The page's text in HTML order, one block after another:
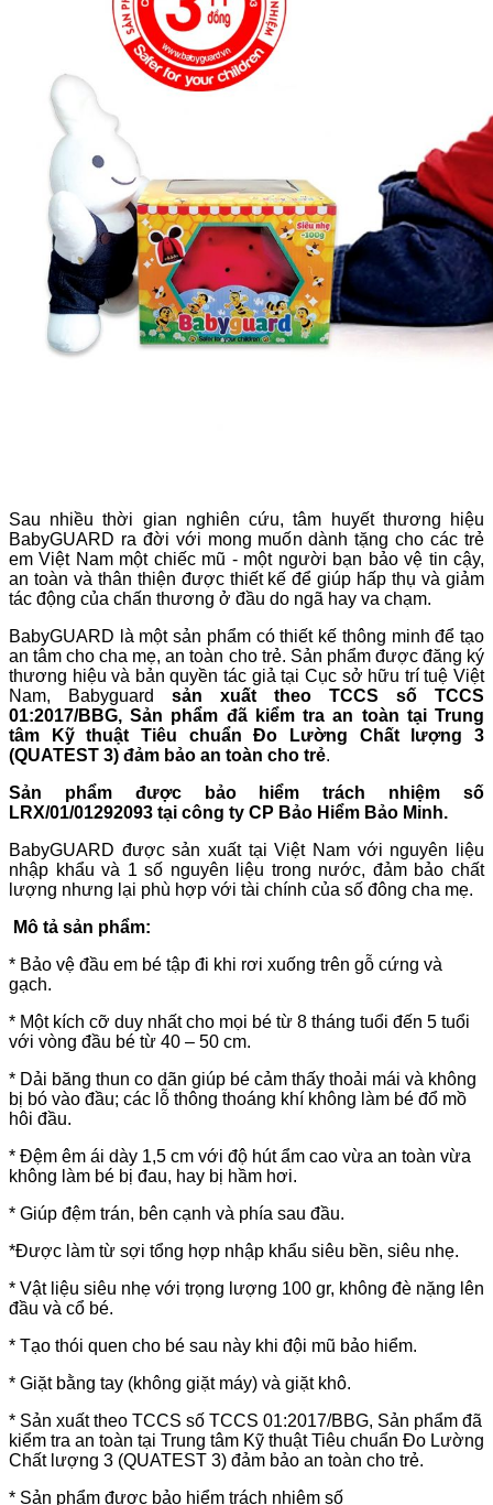
Sau nhiều thời gian nghiên cứu, tâm huyết thương hiệu
BabyGUARD ra đời với mong muốn dành tặng cho các trẻ
em Việt Nam một chiếc mũ - một người bạn bảo vệ tin cậy,
an toàn và thân thiện được thiết kế để giúp hấp thụ và giảm
tác động của chấn thương ở đầu do ngã hay va chạm.
BabyGUARD là một sản phẩm có thiết kế thông minh để tạo
an tâm cho cha mẹ, an toàn cho trẻ. Sản phẩm được đăng ký
thương hiệu và bản quyền tác giả tại Cục sở hữu trí tuệ Việt
Nam, Babyguard sản xuất theo TCCS số TCCS
01:2017/BBG, Sản phẩm đã kiểm tra an toàn tại Trung
tâm Kỹ thuật Tiêu chuẩn Đo Lường Chất lượng 3
(QUATEST 3) đảm bảo an toàn cho trẻ.
Sản phẩm được bảo hiểm trách nhiệm số
LRX/01/01292093 tại công ty CP Bảo Hiểm Bảo Minh.
BabyGUARD được sản xuất tại Việt Nam với nguyên liệu
nhập khẩu và 1 số nguyên liệu trong nước, đảm bảo chất
lượng nhưng lại phù hợp với tài chính của số đông cha mẹ.
Mô tả sản phẩm:
* Bảo vệ đầu em bé tập đi khi rơi xuống trên gỗ cứng và
gạch.
* Một kích cỡ duy nhất cho mọi bé từ 8 tháng tuổi đến 5 tuổi
với vòng đầu bé từ 40 – 50 cm.
* Dải băng thun co dãn giúp bé cảm thấy thoải mái và không
bị bó vào đầu; các lỗ thông thoáng khí không làm bé đổ mồ
hôi đầu.
* Đệm êm ái dày 1,5 cm với độ hút ẩm cao vừa an toàn vừa
không làm bé bị đau, hay bị hầm hơi.
* Giúp đệm trán, bên cạnh và phía sau đầu.
*Được làm từ sợi tổng hợp nhập khẩu siêu bền, siêu nhẹ.
* Vật liệu siêu nhẹ với trọng lượng 100 gr, không đè nặng lên
đầu và cổ bé.
* Tạo thói quen cho bé sau này khi đội mũ bảo hiểm.
* Giặt bằng tay (không giặt máy) và giặt khô.
* Sản xuất theo TCCS số TCCS 01:2017/BBG, Sản phẩm đã
kiểm tra an toàn tại Trung tâm Kỹ thuật Tiêu chuẩn Đo Lường
Chất lượng 3 (QUATEST 3) đảm bảo an toàn cho trẻ.
* Sản phẩm được bảo hiểm trách nhiệm số